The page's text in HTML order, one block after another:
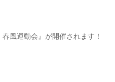
風運動会』が開催されます！